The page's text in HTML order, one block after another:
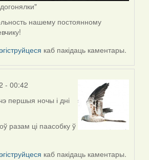
нашему постоянному
каб пакідаць каментары.
- 00:42
першыя ночы і дні
разам ці паасобку ў
каб пакідаць каментары.